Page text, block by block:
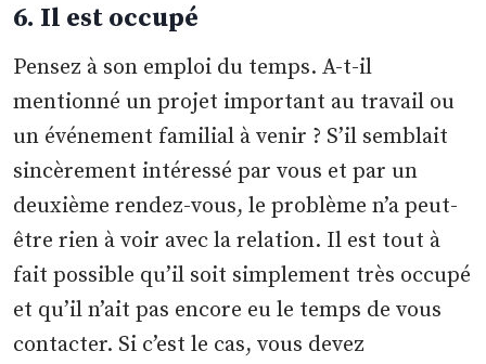
6. Il est occupé
Pensez à son emploi du temps. A-t-il
mentionné un projet important au travail ou
un événement familial à venir ? S’il semblait
sincèrement intéressé par vous et par un
deuxième rendez-vous, le problème n’a peut-
être rien à voir avec la relation. Il est tout à
fait possible qu’il soit simplement très occupé
et qu’il n’ait pas encore eu le temps de vous
contacter. Si c’est le cas, vous devez